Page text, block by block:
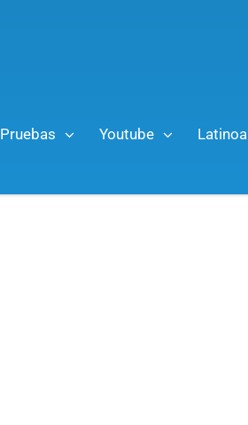
Pruebas Youtube